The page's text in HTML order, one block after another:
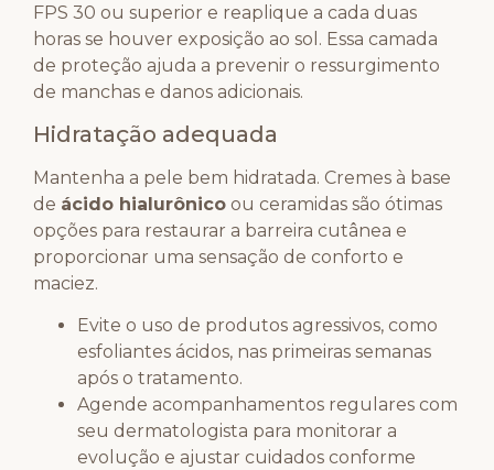
FPS 30 ou superior e reaplique a cada duas
horas se houver exposição ao sol. Essa camada
de proteção ajuda a prevenir o ressurgimento
de manchas e danos adicionais.
Hidratação adequada
Mantenha a pele bem hidratada. Cremes à base
de ácido hialurônico ou ceramidas são ótimas
opções para restaurar a barreira cutânea e
proporcionar uma sensação de conforto e
maciez.
Evite o uso de produtos agressivos, como
esfoliantes ácidos, nas primeiras semanas
após o tratamento.
Agende acompanhamentos regulares com
seu dermatologista para monitorar a
evolução e ajustar cuidados conforme